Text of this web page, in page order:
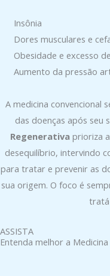
Insônia
Dores musculares e
Obesidade e excesso
Aumento da pressão
A medicina convencional
das doenças após seu
Regenerativa prioriza
desequilíbrio, intervindo
para tratar e prevenir as
sua origem. O foco é
ASSISTA
Entenda melhor a